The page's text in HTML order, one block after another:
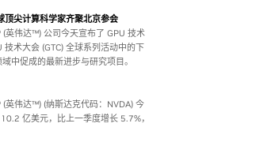
尖计算科学家齐聚北京参会
伟达™) 公司今天宣布了 GPU 技术
术大会 (GTC) 全球系列活动中的下
中促成的最新进步与研究项目。
伟达™) (纳斯达克代码：NVDA) 今
亿美元，比上一季度增长 5.7%，